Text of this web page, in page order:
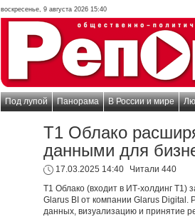
воскресенье, 9 августа 2026 15:40
Под лупой Панорама В России и мире
Т1 Облако
данными для
17.03.2025 14:40
Читали 440
Т1 Облако (входит в ИТ-холдинг Т1)
Glarus BI от компании Glarus Digital.
данных, визуализацию и принятие